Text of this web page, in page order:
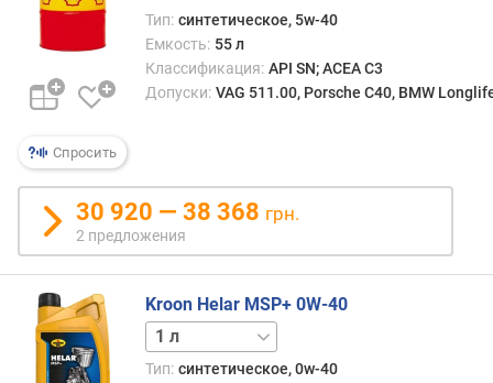
д
о
ж
е
и
й
о
б
ъ
е
м
(
Спросить
Тип: синтетическое, 5w-40
Емкость: 55 л
Классификация: API SN; ACEA C3
Допуски: VAG 511.00, Porsche C40, BMW
30 920 — 38 368 грн.
2 предложения
Kroon Helar MSP+ 0W-40
5 л
Тип: синтетическое, 0w-40